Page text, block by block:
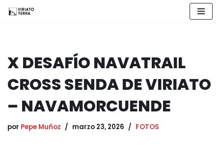
X DESAFÍO NAVATRAIL
CROSS SENDA DE VIRIATO
– NAVAMORCUENDE
por Pepe Muñoz marzo 23, 2026 FOTOS